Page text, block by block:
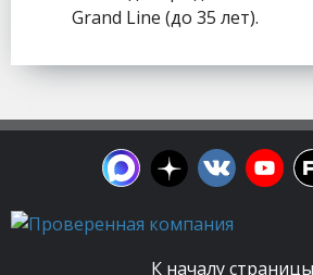
Grand Line (до 35 лет).
К началу страницы